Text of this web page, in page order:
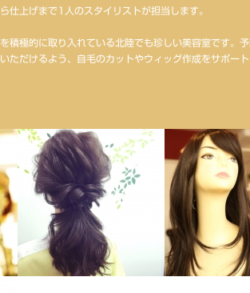
仕上げまで1人のスタイリストが担当します。
積極的に取り入れている北陸でも珍しい美容室です。
ただけるよう、自毛のカットやウィッグ作成をサポー